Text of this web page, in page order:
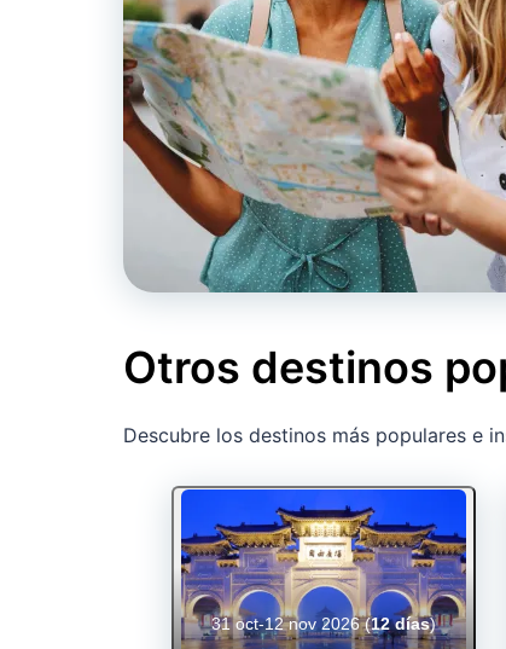
Otros destinos
Descubre los destinos más populares e
31 oct-12 nov 2026(12 días)